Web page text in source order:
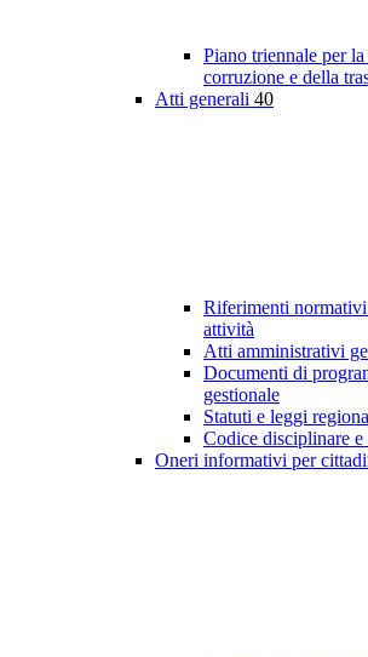
Piano triennale per
corruzione e della
Atti generali 40
Riferimenti
attività
Atti amministrativi
Documenti di
gestionale
Statuti e leggi
Codice disciplinare
Oneri informativi per